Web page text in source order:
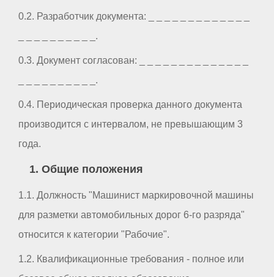
0.2. Разработчик документа: _ _ _ _ _ _ _ _ _ _ _ _ _
_ _ _ _ _ _ _ _ _ _.
0.3. Документ согласован: _ _ _ _ _ _ _ _ _ _ _ _ _ _
_ _ _ _ _ _ _ _ _ _.
0.4. Периодическая проверка данного документа
производится с интервалом, не превышающим 3
года.
1. Общие положения
1.1. Должность "Машинист маркировочной машины
для разметки автомобильных дорог 6-го разряда"
относится к категории "Рабочие".
1.2. Квалификационные требования - полное или